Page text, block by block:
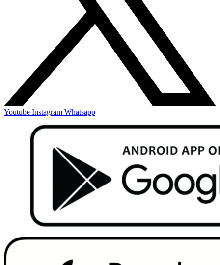
Youtube Instagram Whatsapp